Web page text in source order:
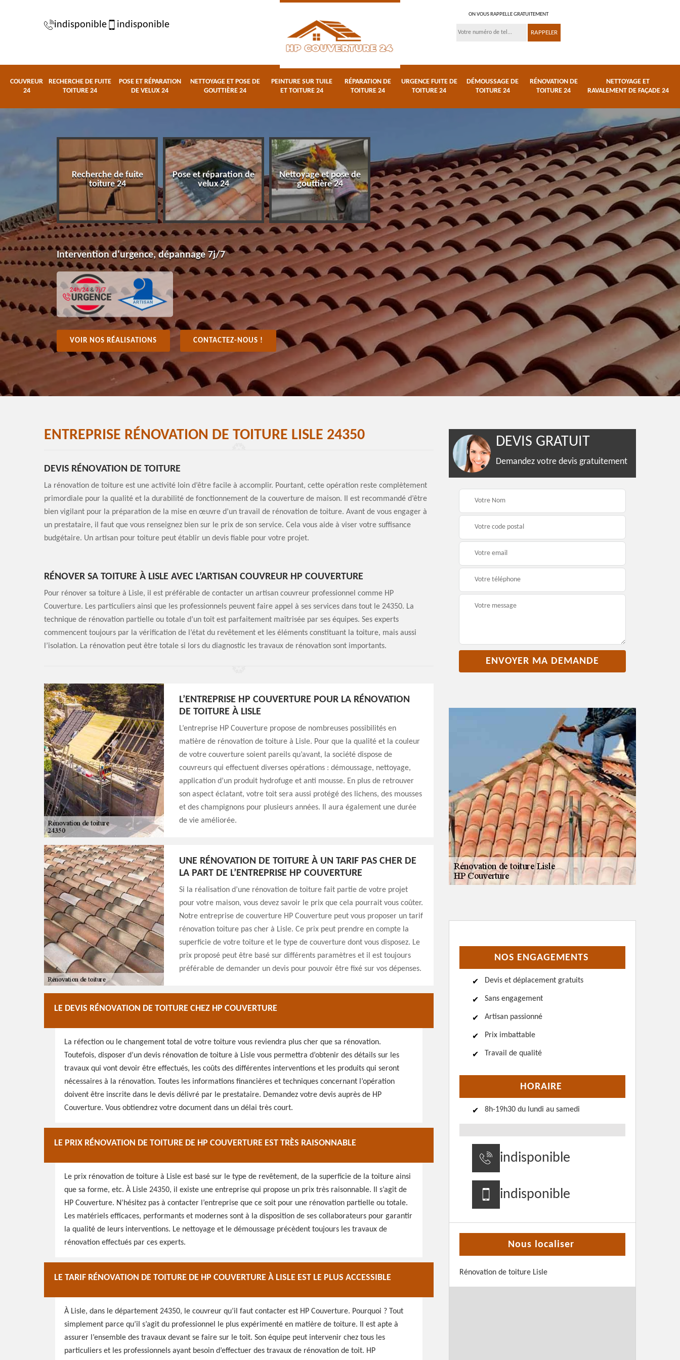
indisponible indisponible
ON VOUS RAPPELLE GRATUITEMENT
COUVREUR
24
RECHERCHE DE FUITE
TOITURE 24
POSE ET RÉPARATION
DE VELUX 24
NETTOYAGE ET POSE DE
GOUTTIÈRE 24
PEINTURE SUR TUILE
ET TOITURE 24
RÉPARATION DE
TOITURE 24
URGENCE FUITE DE
TOITURE 24
DÉMOUSSAGE DE
TOITURE 24
RÉNOVATION DE
TOITURE 24
NETTOYAGE ET
RAVALEMENT DE FAÇADE 24
Recherche de fuite
toiture 24
Pose et réparation de
velux 24
Nettoyage et pose de
gouttière 24
Peinture sur tuile et
toiture 24
Réparation de toiture
24
Urgence fuite de
toiture 24
Intervention d'urgence, dépannage 7j/7
VOIR NOS RÉALISATIONS CONTACTEZ-NOUS !
ENTREPRISE RÉNOVATION DE TOITURE LISLE 24350
DEVIS RÉNOVATION DE TOITURE
La rénovation de toiture est une activité loin d’être facile à accomplir. Pourtant, cette opération reste complètement
primordiale pour la qualité et la durabilité de fonctionnement de la couverture de maison. Il est recommandé d’être
bien vigilant pour la préparation de la mise en œuvre d’un travail de rénovation de toiture. Avant de vous engager à
un prestataire, il faut que vous renseignez bien sur le prix de son service. Cela vous aide à viser votre suffisance
budgétaire. Un artisan pour toiture peut établir un devis fiable pour votre projet.
RÉNOVER SA TOITURE À LISLE AVEC L’ARTISAN COUVREUR HP COUVERTURE
Pour rénover sa toiture à Lisle, il est préférable de contacter un artisan couvreur professionnel comme HP
Couverture. Les particuliers ainsi que les professionnels peuvent faire appel à ses services dans tout le 24350. La
technique de rénovation partielle ou totale d’un toit est parfaitement maîtrisée par ses équipes. Ses experts
commencent toujours par la vérification de l’état du revêtement et les éléments constituant la toiture, mais aussi
l’isolation. La rénovation peut être totale si lors du diagnostic les travaux de rénovation sont importants.
L’ENTREPRISE HP COUVERTURE POUR LA RÉNOVATION
DE TOITURE À LISLE
L’entreprise HP Couverture propose de nombreuses possibilités en
matière de rénovation de toiture à Lisle. Pour que la qualité et la couleur
de votre couverture soient pareils qu’avant, la société dispose de
couvreurs qui effectuent diverses opérations : démoussage, nettoyage,
application d’un produit hydrofuge et anti mousse. En plus de retrouver
son aspect éclatant, votre toit sera aussi protégé des lichens, des mousses
et des champignons pour plusieurs années. Il aura également une durée
de vie améliorée.
UNE RÉNOVATION DE TOITURE À UN TARIF PAS CHER DE
LA PART DE L’ENTREPRISE HP COUVERTURE
Si la réalisation d’une rénovation de toiture fait partie de votre projet
pour votre maison, vous devez savoir le prix que cela pourrait vous coûter.
Notre entreprise de couverture HP Couverture peut vous proposer un tarif
rénovation toiture pas cher à Lisle. Ce prix peut prendre en compte la
superficie de votre toiture et le type de couverture dont vous disposez. Le
prix proposé peut être basé sur différents paramètres et il est toujours
préférable de demander un devis pour pouvoir être fixé sur vos dépenses.
LE DEVIS RÉNOVATION DE TOITURE CHEZ HP COUVERTURE
La réfection ou le changement total de votre toiture vous reviendra plus cher que sa rénovation.
Toutefois, disposer d’un devis rénovation de toiture à Lisle vous permettra d’obtenir des détails sur les
travaux qui vont devoir être effectués, les coûts des différentes interventions et les produits qui seront
nécessaires à la rénovation. Toutes les informations financières et techniques concernant l’opération
doivent être inscrite dans le devis délivré par le prestataire. Demandez votre devis auprès de HP
Couverture. Vous obtiendrez votre document dans un délai très court.
LE PRIX RÉNOVATION DE TOITURE DE HP COUVERTURE EST TRÈS RAISONNABLE
Le prix rénovation de toiture à Lisle est basé sur le type de revêtement, de la superficie de la toiture ainsi
que sa forme, etc. À Lisle 24350, il existe une entreprise qui propose un prix très raisonnable. Il s’agit de
HP Couverture. N’hésitez pas à contacter l’entreprise que ce soit pour une rénovation partielle ou totale.
Les matériels efficaces, performants et modernes sont à la disposition de ses collaborateurs pour garantir
la qualité de leurs interventions. Le nettoyage et le démoussage précèdent toujours les travaux de
rénovation effectués par ces experts.
LE TARIF RÉNOVATION DE TOITURE DE HP COUVERTURE À LISLE EST LE PLUS ACCESSIBLE
À Lisle, dans le département 24350, le couvreur qu’il faut contacter est HP Couverture. Pourquoi ? Tout
simplement parce qu’il s’agit du professionnel le plus expérimenté en matière de toiture. Il est apte à
assurer l’ensemble des travaux devant se faire sur le toit. Son équipe peut intervenir chez tous les
particuliers et les professionnels ayant besoin d’effectuer des travaux de rénovation de toit. HP
DEVIS GRATUIT
Demandez votre devis gratuitement
NOS ENGAGEMENTS
Devis et déplacement gratuits
Sans engagement
Artisan passionné
Prix imbattable
Travail de qualité
HORAIRE
8h-19h30 du lundi au samedi
indisponible
indisponible
Nous localiser
Rénovation de toiture Lisle